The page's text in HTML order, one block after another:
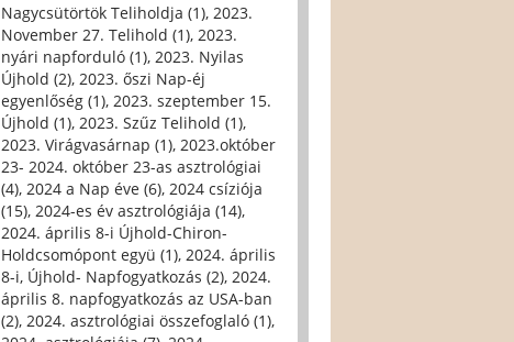
Nagycsütörtök Teliholdja (1), 2023.
November 27. Telihold (1), 2023.
nyári napforduló (1), 2023. Nyilas
Újhold (2), 2023. őszi Nap-éj
egyenlőség (1), 2023. szeptember 15.
Újhold (1), 2023. Szűz Telihold (1),
2023. Virágvasárnap (1), 2023.október
23- 2024. október 23-as asztrológiai
(4), 2024 a Nap éve (6), 2024 csíziója
(15), 2024-es év asztrológiája (14),
2024. április 8-i Újhold-Chiron-
Holdcsomópont együ (1), 2024. április
8-i, Újhold- Napfogyatkozás (2), 2024.
április 8. napfogyatkozás az USA-ban
(2), 2024. asztrológiai összefoglaló (1),